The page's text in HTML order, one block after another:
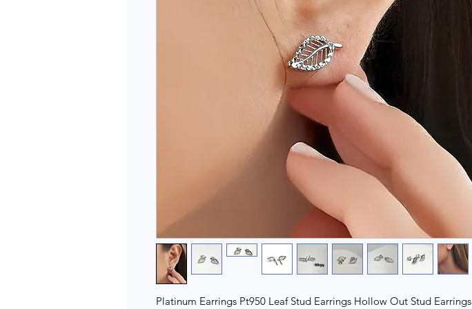
Platinum Earrings Pt950 Leaf Stud Earrings Hollow Out Stud Earrings